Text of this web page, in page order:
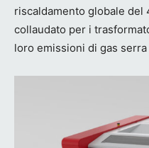
riscaldamento globale del
collaudato per i
loro emissioni di gas